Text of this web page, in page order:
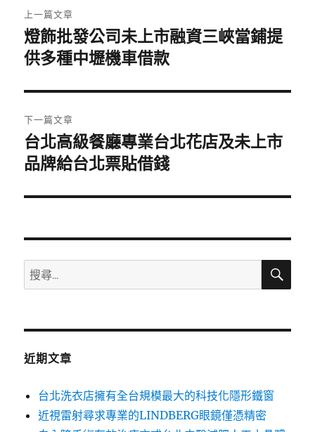
章
導
覽
上一篇文章
上
一
文
章:
燈飾批發公司未上市融資三峽當鋪提
供多種中壢機車借款
下一篇文章
下
一
文
台北高級餐廳專業台北花店及未上市
品牌給台北票貼借錢
搜
尋
鍵
搜
近期文章
台北洗衣店擁有全台規模最大的科技化隱形鐵窗
近視雷射尋求專業的LINDBERG眼鏡僅憑精密